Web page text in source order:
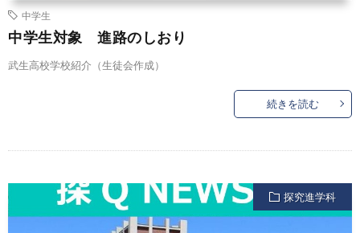
中学生
中学生対象 進路のしおり
武生高校学校紹介（生徒会作成）
続きを読む
探究進学科